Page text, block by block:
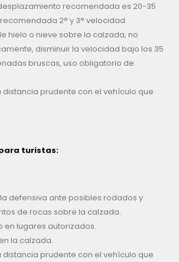
recomendada es 20-35
2° y 3° velocidad.
hielo o nieve sobre la calzada, no
disminuir la velocidad bajo los 35
bruscas, uso obligatorio de
distancia prudente con el vehículo que
turistas:
defensiva ante posibles rodados y
de rocas sobre la calzada.
en lugares autorizados.
la calzada.
distancia prudente con el vehículo que